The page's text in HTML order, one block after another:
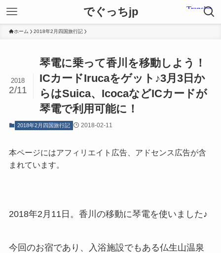
でぐっちjp
ホーム 2018年2月四国旅行記
琴電に乗って香川を移動しよう！
ICカードIrucaをゲット♪3月3日か
らはSuica、IcocaなどICカードが
琴電で利用可能に！
2018
2/11
2018年2月四国旅行記 2018-02-11
本ページにはアフィリエイト広告、アドセンス広告が含
まれています。
2018年2月11日。香川の移動に琴電を使いました♪
今回のお宿であり、入浴施設でもある仏生山温泉